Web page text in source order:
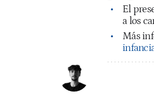
El
a los
Más